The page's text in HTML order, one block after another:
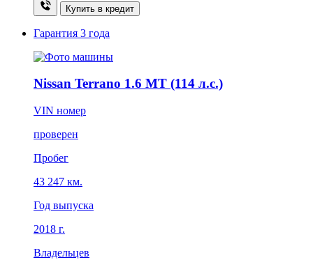
Купить в кредит
Гарантия 3 года
Nissan Terrano 1.6 MT (114 л.с.)
VIN номер
проверен
Пробег
43 247 км.
Год выпуска
2018 г.
Владельцев